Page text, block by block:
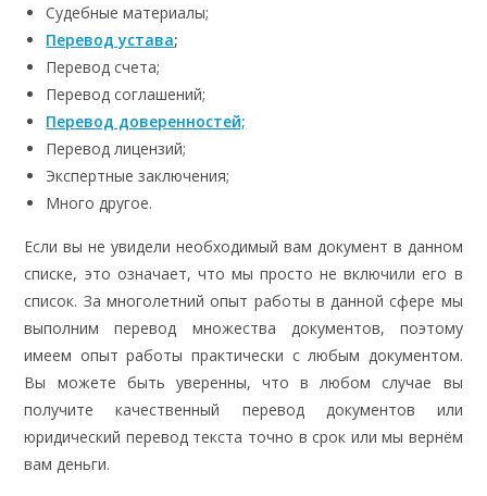
Судебные материалы;
Перевод устава;
Перевод счета;
Перевод соглашений;
Перевод доверенностей;
Перевод лицензий;
Экспертные заключения;
Много другое.
Если вы не увидели необходимый вам документ в данном
списке, это означает, что мы просто не включили его в
список. За многолетний опыт работы в данной сфере мы
выполним перевод множества документов, поэтому
имеем опыт работы практически с любым документом.
Вы можете быть уверенны, что в любом случае вы
получите качественный перевод документов или
юридический перевод текста точно в срок или мы вернём
вам деньги.